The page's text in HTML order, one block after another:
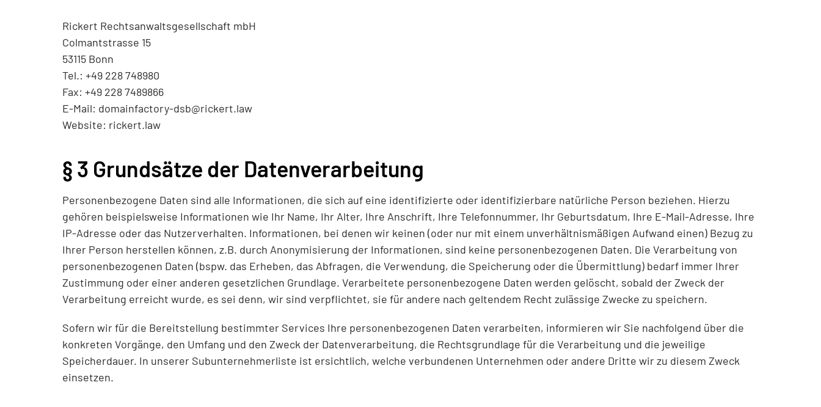
Rickert Rechtsanwaltsgesellschaft mbH
Colmantstrasse 15
53115 Bonn
Tel.: +49 228 748980
Fax: +49 228 7489866
E-Mail:
Website: rickert.law
§ 3 Grundsätze der Datenverarbeitung
Personenbezogene Daten sind alle Informationen, die sich auf eine identifizierte oder identifizierbare natürliche Person beziehen. Hierzu
gehören beispielsweise Informationen wie Ihr Name, Ihr Alter, Ihre Anschrift, Ihre Telefonnummer, Ihr Geburtsdatum, Ihre E-Mail-Adresse, Ihre
IP-Adresse oder das Nutzerverhalten. Informationen, bei denen wir keinen (oder nur mit einem unverhältnismäßigen Aufwand einen) Bezug zu
Ihrer Person herstellen können, z.B. durch Anonymisierung der Informationen, sind keine personenbezogenen Daten. Die Verarbeitung von
personenbezogenen Daten (bspw. das Erheben, das Abfragen, die Verwendung, die Speicherung oder die Übermittlung) bedarf immer Ihrer
Zustimmung oder einer anderen gesetzlichen Grundlage. Verarbeitete personenbezogene Daten werden gelöscht, sobald der Zweck der
Verarbeitung erreicht wurde, es sei denn, wir sind verpflichtet, sie für andere nach geltendem Recht zulässige Zwecke zu speichern.
Sofern wir für die Bereitstellung bestimmter Services Ihre personenbezogenen Daten verarbeiten, informieren wir Sie nachfolgend über die
konkreten Vorgänge, den Umfang und den Zweck der Datenverarbeitung, die Rechtsgrundlage für die Verarbeitung und die jeweilige
Speicherdauer. In unserer Subunternehmerliste ist ersichtlich, welche verbundenen Unternehmen oder andere Dritte wir zu diesem Zweck
einsetzen.